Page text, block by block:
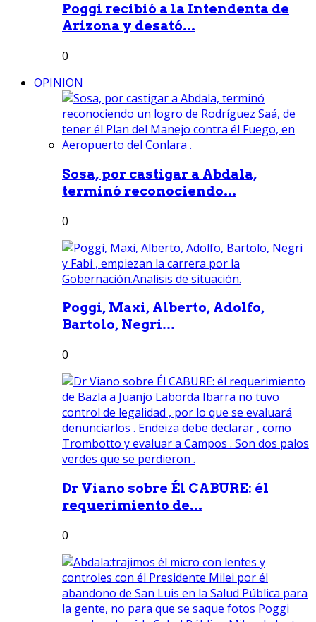
Poggi recibió a la Intendenta de
Arizona y desató...
0
OPINION
Sosa, por castigar a Abdala,
terminó reconociendo...
0
Poggi, Maxi, Alberto, Adolfo,
Bartolo, Negri...
0
Dr Viano sobre Él CABURE: él
requerimiento de...
0